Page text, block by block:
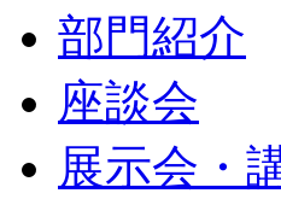
部門紹介
座談会
展示会・